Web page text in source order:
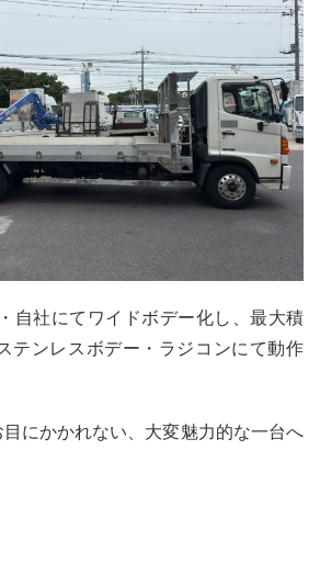
自社にてワイドボデー化し、最大積
テンレスボデー・ラジコンにて動作
にかかれない、大変魅力的な一台へ